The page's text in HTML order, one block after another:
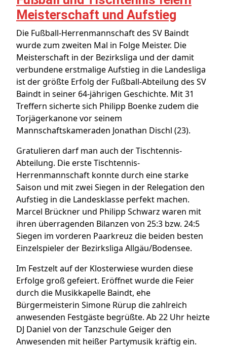
Meisterschaft und Aufstieg
Die Fußball-Herrenmannschaft des SV Baindt
wurde zum zweiten Mal in Folge Meister. Die
Meisterschaft in der Bezirksliga und der damit
verbundene erstmalige Aufstieg in die Landesliga
ist der größte Erfolg der Fußball-Abteilung des SV
Baindt in seiner 64-jährigen Geschichte. Mit 31
Treffern sicherte sich Philipp Boenke zudem die
Torjägerkanone vor seinem
Mannschaftskameraden Jonathan Dischl (23).
Gratulieren darf man auch der Tischtennis-
Abteilung. Die erste Tischtennis-
Herrenmannschaft konnte durch eine starke
Saison und mit zwei Siegen in der Relegation den
Aufstieg in die Landesklasse perfekt machen.
Marcel Brückner und Philipp Schwarz waren mit
ihren überragenden Bilanzen von 25:3 bzw. 24:5
Siegen im vorderen Paarkreuz die beiden besten
Einzelspieler der Bezirksliga Allgäu/Bodensee.
Im Festzelt auf der Klosterwiese wurden diese
Erfolge groß gefeiert. Eröffnet wurde die Feier
durch die Musikkapelle Baindt, ehe
Bürgermeisterin Simone Rürup die zahlreich
anwesenden Festgäste begrüßte. Ab 22 Uhr heizte
DJ Daniel von der Tanzschule Geiger den
Anwesenden mit heißer Partymusik kräftig ein.